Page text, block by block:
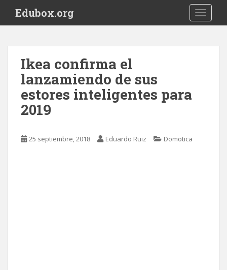
i
Edubox.org
Ikea confirma el
lanzamiendo de sus
estores inteligentes para
2019
25 septiembre, 2018 Eduardo Ruiz Domotica